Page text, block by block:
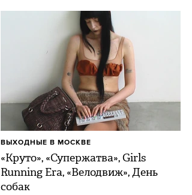
«Круто», «Супержатва», Girls
Running Era, «Велодвиж», День
собак
ВЫХОДНЫЕ В МОСКВЕ